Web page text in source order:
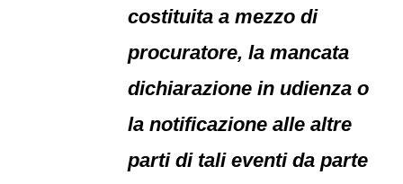
costituita a mezzo di
procuratore, la mancata
dichiarazione in udienza o
la notificazione alle altre
parti di tali eventi da parte